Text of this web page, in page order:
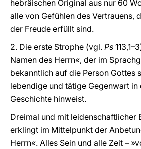
hebräischen Original aus nur 60
alle von Gefühlen des Vertrauens,
der Freude erfüllt sind.
2. Die erste Strophe (vgl. Ps
Namen des Herrn«, der im
bekanntlich auf die Person Gottes
lebendige und tätige Gegenwart
Geschichte hinweist.
Dreimal und mit leidenschaftlicher
erklingt im Mittelpunkt der
Herrn«. Alles Sein und alle Zeit –